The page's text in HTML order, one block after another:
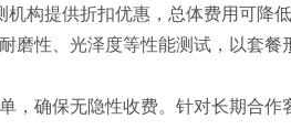
构提供折扣优惠，总体费用可降
磨性、光泽度等性能测试，以套餐
，确保无隐性收费。针对长期合作